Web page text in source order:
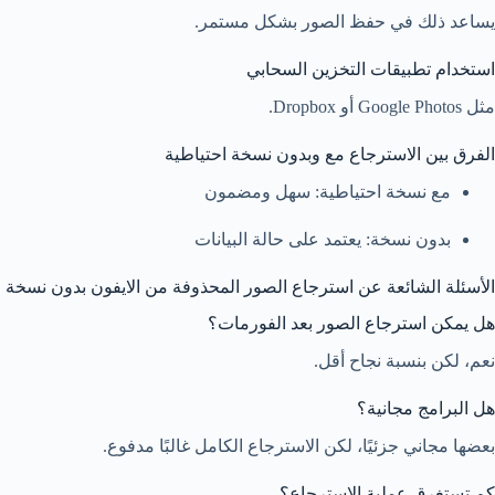
يساعد ذلك في حفظ الصور بشكل مستمر.
استخدام تطبيقات التخزين السحابي
مثل Google Photos أو Dropbox.
الفرق بين الاسترجاع مع وبدون نسخة احتياطية
مع نسخة احتياطية: سهل ومضمون
بدون نسخة: يعتمد على حالة البيانات
الأسئلة الشائعة عن استرجاع الصور المحذوفة من الايفون بدون نسخة
هل يمكن استرجاع الصور بعد الفورمات؟
نعم، لكن بنسبة نجاح أقل.
هل البرامج مجانية؟
بعضها مجاني جزئيًا، لكن الاسترجاع الكامل غالبًا مدفوع.